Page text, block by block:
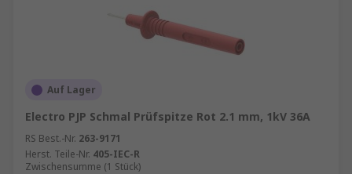
Auf Lager
Electro PJP Schmal Prüfspitze Rot 2.1 mm, 1kV 36A
RS Best.-Nr. 263-9171
Herst. Teile-Nr. 405-IEC-R
Zwischensumme (1 Stück)